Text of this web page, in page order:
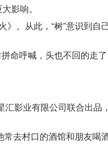
影响。
。从此，“树”意识到自
命呼喊，头也不回的走
影业有限公司联合出品
去村口的酒馆和朋友喝